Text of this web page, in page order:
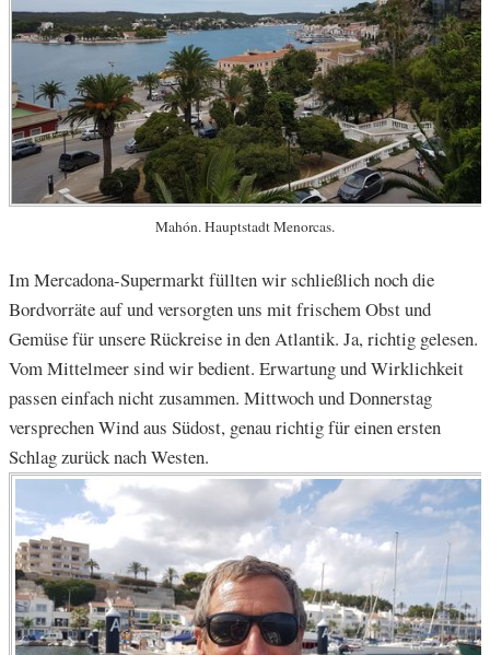
Mahón. Hauptstadt Menorcas.
Im Mercadona-Supermarkt füllten wir schließlich noch die
Bordvorräte auf und versorgten uns mit frischem Obst und
Gemüse für unsere Rückreise in den Atlantik. Ja, richtig gelesen.
Vom Mittelmeer sind wir bedient. Erwartung und Wirklichkeit
passen einfach nicht zusammen. Mittwoch und Donnerstag
versprechen Wind aus Südost, genau richtig für einen ersten
Schlag zurück nach Westen.